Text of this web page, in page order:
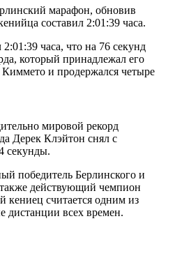
марафон, обновив
составил 2:01:39 часа.
2:01:39 часа, что на 76 секунд
который принадлежал его
и продержался четыре
мировой рекорд
Дерек Клэйтон снял с
секунды.
победитель Берлинского и
действующий чемпион
считается одним из
дистанции всех времен.